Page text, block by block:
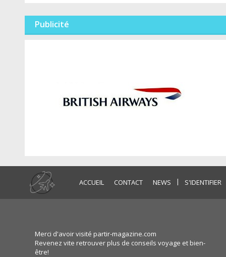
Publicité
ACCUEIL CONTACT NEWS | S'IDENTIFIER
Merci d'avoir visité partir-magazine.com
Revenez vite retrouver plus de conseils voyage et bien-
être!